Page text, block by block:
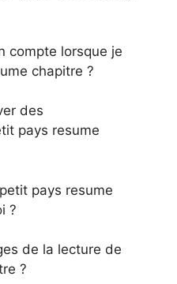
compte lorsque je
chapitre ?
des
pays resume
pays resume
?
de la lecture de
?